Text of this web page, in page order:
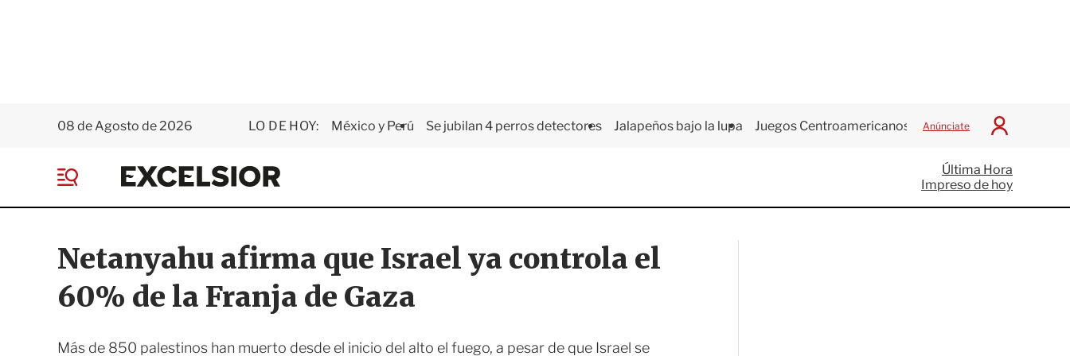
08 de Agosto de 2026 LO DE HOY: México y Perú Se jubilan 4 perros detectores Jalapeños bajo la lupa Juegos Centroamericanos Anúnciate
I
c
i
a
E
x
e
i
o
e
Última Hora
Impreso de hoy
Netanyahu afirma que Israel ya controla el
60% de la Franja de Gaza
Más de 850 palestinos han muerto desde el inicio del alto el fuego, a pesar de que Israel se